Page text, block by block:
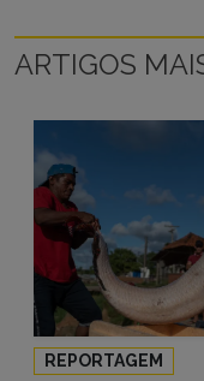
ARTIGOS
REPORTAGEM